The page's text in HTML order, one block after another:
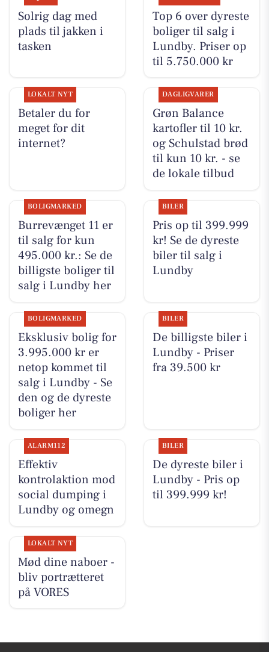
Solrig dag med
plads til jakken i
tasken
Top 6 over dyreste
boliger til salg i
Lundby. Priser op
til 5.750.000 kr
LOKALT NYT
Betaler du for
meget for dit
internet?
DAGLIGVARER
Grøn Balance
kartofler til 10 kr.
og Schulstad brød
til kun 10 kr. - se
de lokale tilbud
BOLIGMARKED
Burrevænget 11 er
til salg for kun
495.000 kr.: Se de
billigste boliger til
salg i Lundby her
BILER
Pris op til 399.999
kr! Se de dyreste
biler til salg i
Lundby
BOLIGMARKED
Eksklusiv bolig for
3.995.000 kr er
netop kommet til
salg i Lundby - Se
den og de dyreste
boliger her
BILER
De billigste biler i
Lundby - Priser
fra 39.500 kr
ALARM112
Effektiv
kontrolaktion mod
social dumping i
Lundby og omegn
BILER
De dyreste biler i
Lundby - Pris op
til 399.999 kr!
LOKALT NYT
Mød dine naboer -
bliv portrætteret
på VORES